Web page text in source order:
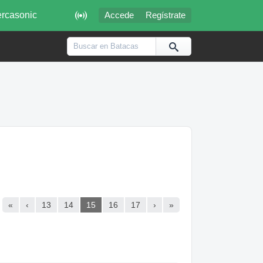
 Accede Regístrate
« ‹ 13 14 15 16 17 › »